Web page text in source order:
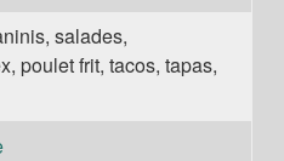
salades,
poulet frit, tacos, tapas,